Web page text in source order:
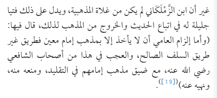
غير أن ابن الزَّمْلَكَاني لم يكن من غلاة المذهبية، ويدل على ذلك فتيا
جليلة له في اتباع الحديث والخروج من المذهب لذلك، قال فيها:
(وأما إلزام العامي أن لا يأخذ إلا بمذهب إمام معين فطريق غير
طريق السلف الصالح، والعجب في هذا من أصحاب الشافعي
رضي الله عنه، مع ضيق مذهب إمامهم في التقليد، ومنعه منه،
ونهيه عنه)(
[19]
)
.